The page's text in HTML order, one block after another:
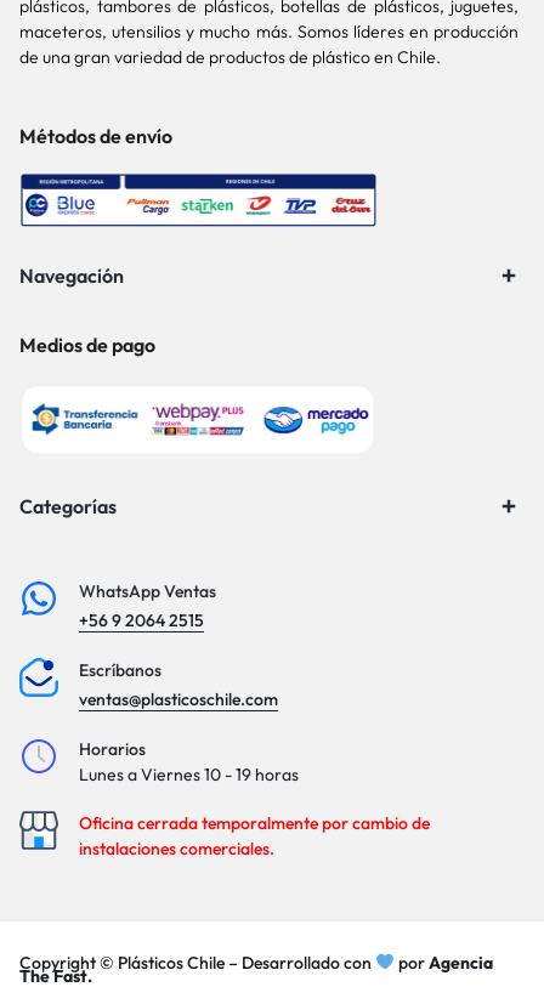
plásticos, tambores de plásticos, botellas de plásticos, juguetes,
maceteros, utensilios y mucho más. Somos líderes en producción
de una gran variedad de productos de plástico en Chile.
Métodos de envío
Navegación
Medios de pago
Categorías
WhatsApp Ventas
+56 9 2064 2515
Escríbanos
ventas@plasticoschile.com
Horarios
Lunes a Viernes 10 - 19 horas
Oficina cerrada temporalmente por cambio de
instalaciones comerciales.
Copyright © Plásticos Chile – Desarrollado con porAgencia
The Fast.